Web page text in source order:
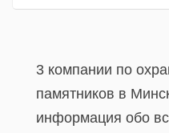
3 компании по
памятников в
информация обо